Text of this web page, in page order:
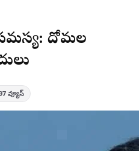
సమస్య: దోమల
వ్యూస్